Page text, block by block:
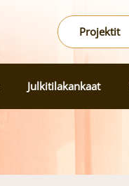
Projektit
Julkitilakankaat